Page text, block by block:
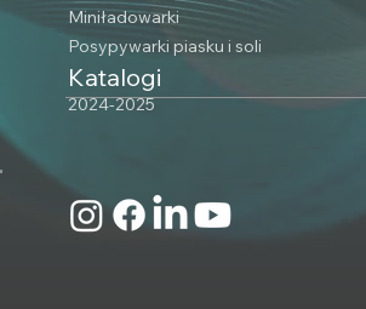
Miniładowarki
Posypywarki piasku i soli
Katalogi
2024-2025